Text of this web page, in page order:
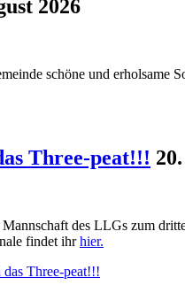
2026
schöne und erholsame
Three-peat!!!
des LLGs zum
findet ihrhier.
Three-peat!!!